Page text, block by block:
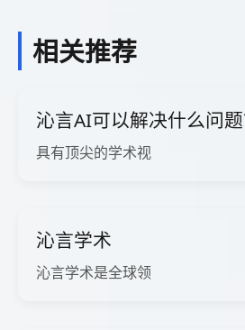
相关推荐
沁言AI可以解决什么问题
具有顶尖的学术视
沁言学术
沁言学术是全球领